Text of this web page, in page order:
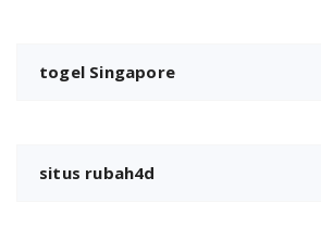
togel Singapore
situs rubah4d